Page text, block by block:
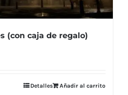
(con caja de regalo)
Añadir al carrito
Detalles